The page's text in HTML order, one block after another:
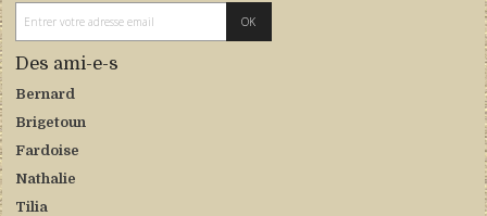
Des ami-e-s
Bernard
Brigetoun
Fardoise
Nathalie
Tilia